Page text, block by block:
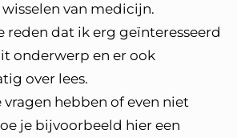
van medicijn.
reden dat ik erg geïnteresseerd
onderwerp en er ook
over lees.
vragen hebben of even niet
je bijvoorbeeld hier een